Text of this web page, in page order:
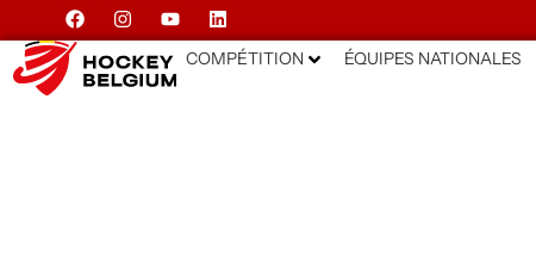
COMPÉTITION ÉQUIPES NATIONALES